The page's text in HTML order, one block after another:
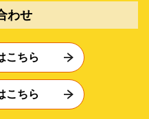
わせ
こちら
こちら